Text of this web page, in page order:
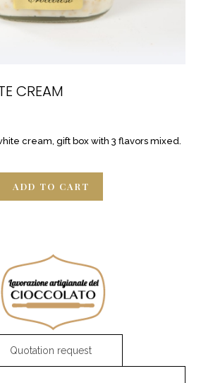
CREAM
cream, gift box with 3 flavors mixed.
ADD TO CART